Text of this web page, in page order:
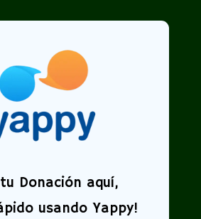
Donación aquí,
usando Yappy!